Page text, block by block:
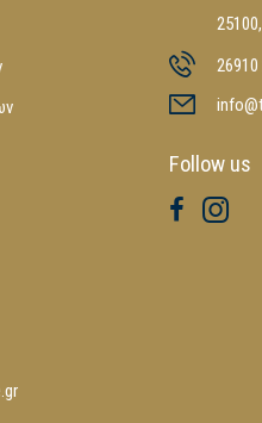
26910
Follow us